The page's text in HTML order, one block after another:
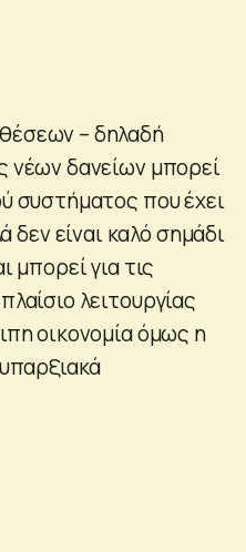
– δηλαδή
νέων δανείων μπορεί
συστήματος που έχει
είναι καλό σημάδι
μπορεί για τις
λειτουργίας
οικονομία όμως η